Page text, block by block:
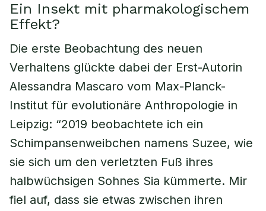
Ein Insekt mit pharmakologischem
Effekt?
Die erste Beobachtung des neuen
Verhaltens glückte dabei der Erst-Autorin
Alessandra Mascaro vom Max-Planck-
Institut für evolutionäre Anthropologie in
Leipzig: “2019 beobachtete ich ein
Schimpansenweibchen namens Suzee, wie
sie sich um den verletzten Fuß ihres
halbwüchsigen Sohnes Sia kümmerte. Mir
fiel auf, dass sie etwas zwischen ihren